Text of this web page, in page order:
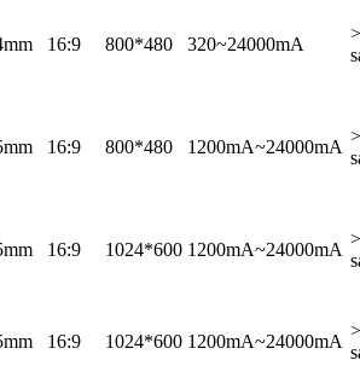
16:9 800*480 320~24000mA
16:9 800*480 1200mA~24000mA
16:9 1024*600 1200mA~24000mA
16:9 1024*600 1200mA~24000mA